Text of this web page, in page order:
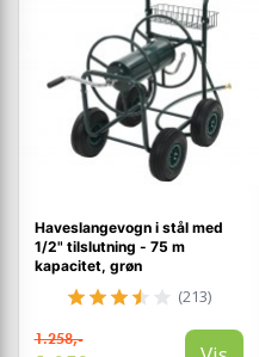
Haveslangevogn i stål med
1/2" tilslutning - 75 m
kapacitet, grøn
(213)
1.258,-